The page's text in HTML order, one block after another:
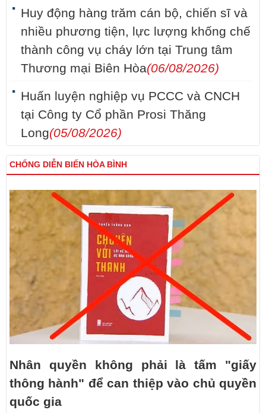
Huy động hàng trăm cán bộ, chiến sĩ và
nhiều phương tiện, lực lượng khống chế
thành công vụ cháy lớn tại Trung tâm
Thương mại Biên Hòa(06/08/2026)
Huấn luyện nghiệp vụ PCCC và CNCH
tại Công ty Cổ phần Prosi Thăng
Long(05/08/2026)
CHỐNG DIỄN BIẾN HÒA BÌNH
Nhân quyền không phải là tấm "giấy
thông hành" để can thiệp vào chủ quyền
quốc gia